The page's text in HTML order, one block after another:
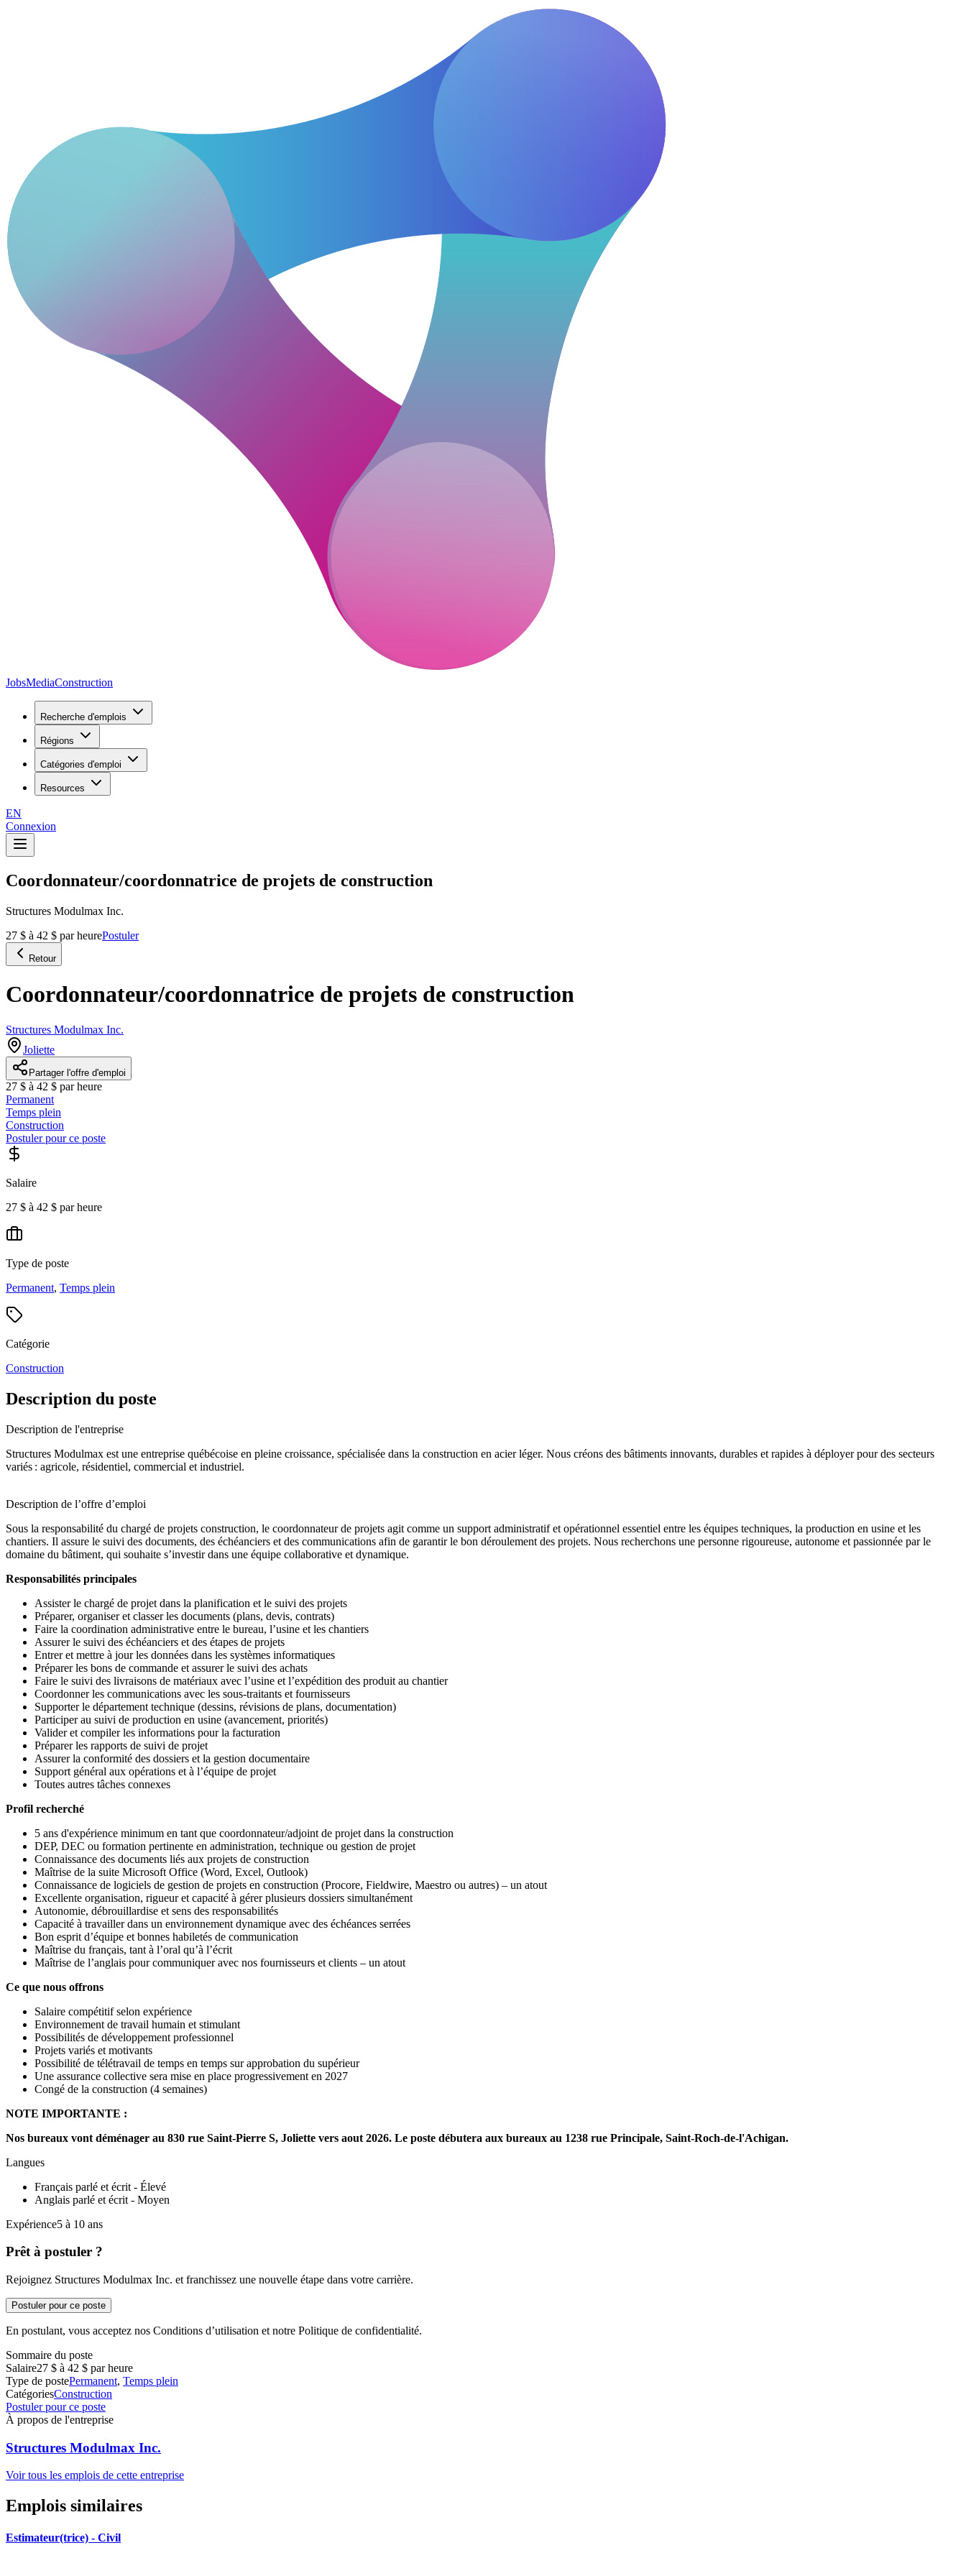
JobsMediaConstruction
Recherche d'emplois
Régions
Catégories d'emploi
Resources
EN
Connexion
Coordonnateur/coordonnatrice de projets de construction
Structures Modulmax Inc.
27 $ à 42 $ par heurePostuler
Retour
Coordonnateur/coordonnatrice de projets de construction
Structures Modulmax Inc.
Joliette
Partager l'offre d'emploi
27 $ à 42 $ par heure
Permanent
Temps plein
Construction
Postuler pour ce poste
Salaire
27 $ à 42 $ par heure
Type de poste
Permanent, Temps plein
Catégorie
Construction
Description du poste
Description de l'entreprise
Structures Modulmax est une entreprise québécoise en pleine croissance, spécialisée dans la construction en acier léger. Nous créons des bâtiments innovants, durables et rapides à déployer pour des secteurs
variés : agricole, résidentiel, commercial et industriel.
Description de l’offre d’emploi
Sous la responsabilité du chargé de projets construction, le coordonnateur de projets agit comme un support administratif et opérationnel essentiel entre les équipes techniques, la production en usine et les
chantiers. Il assure le suivi des documents, des échéanciers et des communications afin de garantir le bon déroulement des projets. Nous recherchons une personne rigoureuse, autonome et passionnée par le
domaine du bâtiment, qui souhaite s’investir dans une équipe collaborative et dynamique.
Responsabilités principales
Assister le chargé de projet dans la planification et le suivi des projets
Préparer, organiser et classer les documents (plans, devis, contrats)
Faire la coordination administrative entre le bureau, l’usine et les chantiers
Assurer le suivi des échéanciers et des étapes de projets
Entrer et mettre à jour les données dans les systèmes informatiques
Préparer les bons de commande et assurer le suivi des achats
Faire le suivi des livraisons de matériaux avec l’usine et l’expédition des produit au chantier
Coordonner les communications avec les sous-traitants et fournisseurs
Supporter le département technique (dessins, révisions de plans, documentation)
Participer au suivi de production en usine (avancement, priorités)
Valider et compiler les informations pour la facturation
Préparer les rapports de suivi de projet
Assurer la conformité des dossiers et la gestion documentaire
Support général aux opérations et à l’équipe de projet
Toutes autres tâches connexes
Profil recherché
5 ans d'expérience minimum en tant que coordonnateur/adjoint de projet dans la construction
DEP, DEC ou formation pertinente en administration, technique ou gestion de projet
Connaissance des documents liés aux projets de construction
Maîtrise de la suite Microsoft Office (Word, Excel, Outlook)
Connaissance de logiciels de gestion de projets en construction (Procore, Fieldwire, Maestro ou autres) – un atout
Excellente organisation, rigueur et capacité à gérer plusieurs dossiers simultanément
Autonomie, débrouillardise et sens des responsabilités
Capacité à travailler dans un environnement dynamique avec des échéances serrées
Bon esprit d’équipe et bonnes habiletés de communication
Maîtrise du français, tant à l’oral qu’à l’écrit
Maîtrise de l’anglais pour communiquer avec nos fournisseurs et clients – un atout
Ce que nous offrons
Salaire compétitif selon expérience
Environnement de travail humain et stimulant
Possibilités de développement professionnel
Projets variés et motivants
Possibilité de télétravail de temps en temps sur approbation du supérieur
Une assurance collective sera mise en place progressivement en 2027
Congé de la construction (4 semaines)
NOTE IMPORTANTE :
Nos bureaux vont déménager au 830 rue Saint-Pierre S, Joliette vers aout 2026. Le poste débutera aux bureaux au 1238 rue Principale, Saint-Roch-de-l'Achigan.
Langues
Français parlé et écrit - Élevé
Anglais parlé et écrit - Moyen
Expérience5 à 10 ans
Prêt à postuler ?
Rejoignez Structures Modulmax Inc. et franchissez une nouvelle étape dans votre carrière.
Postuler pour ce poste
En postulant, vous acceptez nos Conditions d’utilisation et notre Politique de confidentialité.
Sommaire du poste
Salaire27 $ à 42 $ par heure
Type de postePermanent, Temps plein
CatégoriesConstruction
Postuler pour ce poste
À propos de l'entreprise
Structures Modulmax Inc.
Voir tous les emplois de cette entreprise
Emplois similaires
Estimateur(trice) - Civil